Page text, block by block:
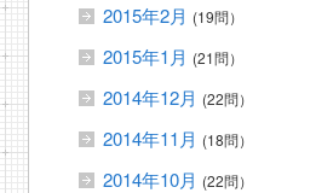
2015年2月 (19問）
2015年1月 (21問）
2014年12月 (22問）
2014年11月 (18問）
2014年10月 (22問）